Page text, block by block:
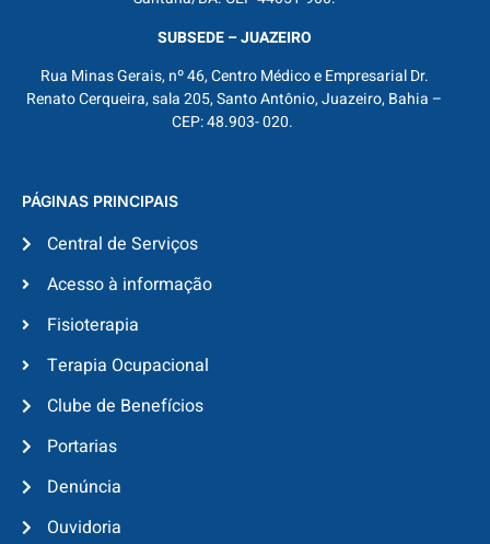
SUBSEDE – JUAZEIRO
Rua Minas Gerais, nº 46, Centro Médico e Empresarial Dr.
Renato Cerqueira, sala 205, Santo Antônio, Juazeiro, Bahia –
CEP: 48.903- 020.
PÁGINAS PRINCIPAIS
Central de Serviços
Acesso à informação
Fisioterapia
Terapia Ocupacional
Clube de Benefícios
Portarias
Denúncia
Ouvidoria